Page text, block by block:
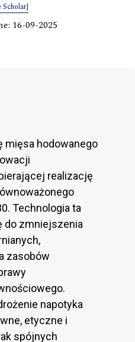
Scholar]
16-09-2025
mięsa hodowanego
realizację
Technologia ta
do zmniejszenia
zasobów
napotyka
etyczne i
spójnych